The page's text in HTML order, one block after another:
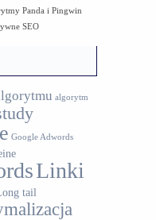
Panda i Pingwin
SEO
algorytm
Google Adwords
Linki
tail